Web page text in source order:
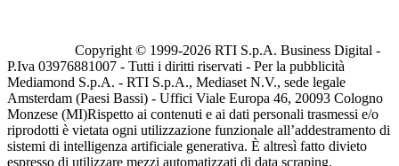
Copyright © 1999-2026 RTI S.p.A. Business Digital -
P.Iva 03976881007 - Tutti i diritti riservati - Per la pubblicità
Mediamond S.p.A. - RTI S.p.A., Mediaset N.V., sede legale
Amsterdam (Paesi Bassi) - Uffici Viale Europa 46, 20093 Cologno
Monzese (MI)Rispetto ai contenuti e ai dati personali trasmessi e/o
riprodotti è vietata ogni utilizzazione funzionale all’addestramento di
sistemi di intelligenza artificiale generativa. È altresì fatto divieto
espresso di utilizzare mezzi automatizzati di data scraping.